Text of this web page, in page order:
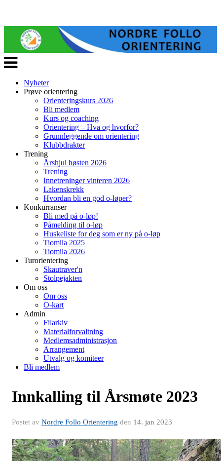
Veksle
navigasjon
Nyheter
Prøve orientering
Orienteringskurs 2026
Bli medlem
Kurs og coaching
Orientering – Hva og hvorfor?
Grunnleggende om orientering
Klubbdrakter
Trening
Årshjul høsten 2026
Trening
Innetreninger vinteren 2026
Lakenskrekk
Hvordan bli en god o-løper?
Konkurranser
Bli med på o-løp!
Påmelding til o-løp
Huskeliste for deg som er ny på o-løp
Tiomila 2025
Tiomila 2026
Turorientering
Skautraver'n
Stolpejakten
Om oss
Om oss
O-kart
Admin
Filarkiv
Materialforvaltning
Medlemsadministrasjon
Arrangement
Utvalg og komiteer
Bli medlem
Innkalling til Årsmøte 2023
Postet av Nordre Follo Orientering den 14. jan 2023